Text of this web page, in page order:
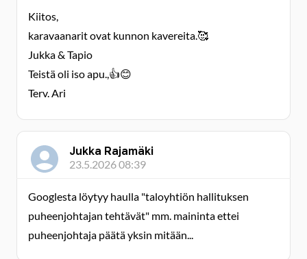
Kiitos,
karavaanarit ovat kunnon kavereita.🥰
Jukka & Tapio
Teistä oli iso apu.,👍😊
Terv. Ari
Jukka Rajamäki
23.5.2026 08:39
Googlesta löytyy haulla "taloyhtiön hallituksen
puheenjohtajan tehtävät" mm. maininta ettei
puheenjohtaja päätä yksin mitään...